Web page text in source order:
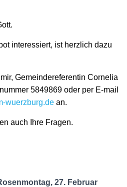
interessiert, ist herzlich dazu
Gemeindereferentin Cornelia
5849869 oder per E-mail
wuerzburg.de an.
auch Ihre Fragen.
27. Februar